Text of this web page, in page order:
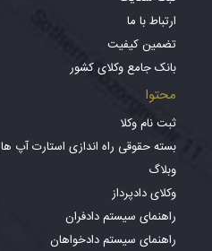
ارتباط با ما
تضمین کیفیت
بانک جامع وکلای کشور
محتوا
ثبت نام وکلا
بسته حقوقی راه اندازی استارت آپ ها
وبلاگ
وکلای دادپرداز
راهنمای سیستم دادفران
راهنمای سیستم دادخواهان